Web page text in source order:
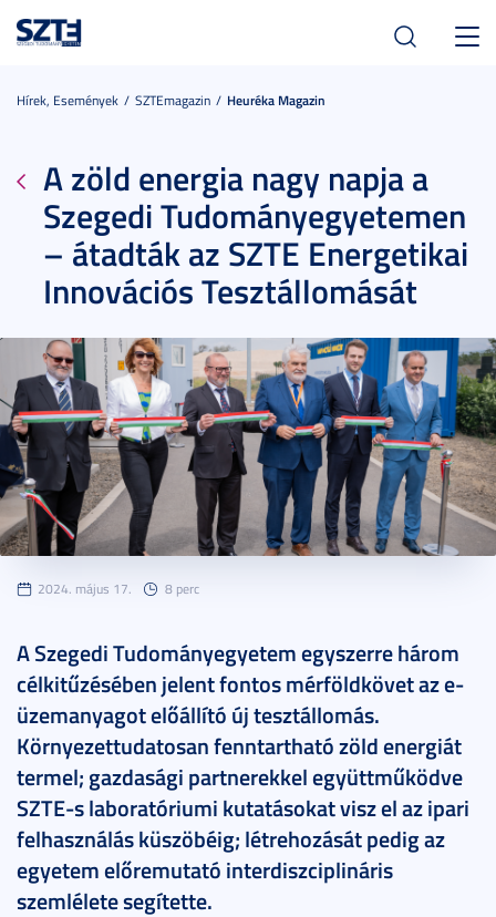
Hírek, Események SZTEmagazin Heuréka Magazin
A zöld energia nagy napja a
Szegedi Tudományegyetemen
– átadták az SZTE Energetikai
Innovációs Tesztállomását
2024. május 17. 8 perc
A Szegedi Tudományegyetem egyszerre három
célkitűzésében jelent fontos mérföldkövet az e-
üzemanyagot előállító új tesztállomás.
Környezettudatosan fenntartható zöld energiát
termel; gazdasági partnerekkel együttműködve
SZTE-s laboratóriumi kutatásokat visz el az ipari
felhasználás küszöbéig; létrehozását pedig az
egyetem előremutató interdiszciplináris
szemlélete segítette.